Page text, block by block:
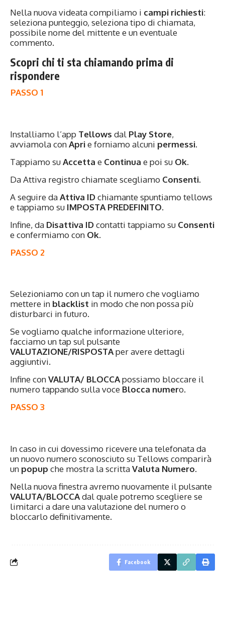
Nella nuova videata compiliamo i campi richiesti:
seleziona punteggio, seleziona tipo di chiamata,
possibile nome del mittente e un eventuale
commento.
Scopri chi ti sta chiamando prima di
rispondere
PASSO 1
Installiamo l’app Tellows dal Play Store,
avviamola conAprie forniamo alcuni permessi.
Tappiamo suAccetta e Continua e poi su Ok.
Da Attiva registro chiamate scegliamo Consenti.
A seguire daAttiva IDchiamante spuntiamo tellows
e tappiamo su IMPOSTA PREDEFINITO.
Infine, da Disattiva IDcontatti tappiamo su Consenti
e confermiamo con Ok.
PASSO 2
Selezioniamo con un tap il numero che vogliamo
mettere in blacklist in modo che non possa più
disturbarci in futuro.
Se vogliamo qualche informazione ulteriore,
facciamo un tap sul pulsante
VALUTAZIONE/RISPOSTAper avere dettagli
aggiuntivi.
Infine conVALUTA/ BLOCCApossiamo bloccare il
numero tappando sulla voce Blocca numero.
PASSO 3
In caso in cui dovessimo ricevere una telefonata da
un nuovo numero sconosciuto su Tellows comparirà
un popup che mostra la scrittaValuta Numero.
Nella nuova finestra avremo nuovamente il pulsante
VALUTA/BLOCCAdal quale potremo scegliere se
limitarci a dare una valutazione del numero o
bloccarlo definitivamente.
Facebook